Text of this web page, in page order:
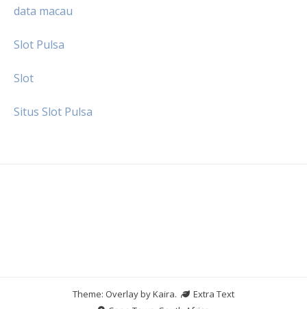
data macau
Slot Pulsa
Slot
Situs Slot Pulsa
Theme: Overlay byKaira.
Extra Text